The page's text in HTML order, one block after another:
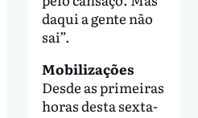
daqui a gente não
sai”.
Mobilizações
Desde as primeiras
horas desta sexta-